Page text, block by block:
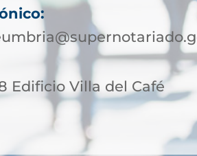
Edificio Villa del Café